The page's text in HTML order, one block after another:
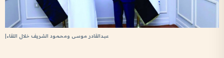
عبدالقادر موسى ومحمود الشريف خلال اللقاء|